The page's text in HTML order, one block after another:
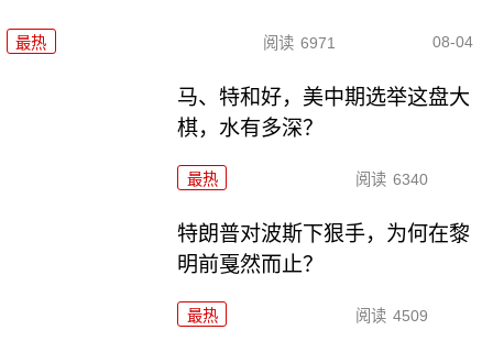
最热 阅读 6971 08-04
马、特和好，美中期选举这盘大
棋，水有多深？
最热 阅读 6340
特朗普对波斯下狠手，为何在黎
明前戛然而止？
最热 阅读 4509